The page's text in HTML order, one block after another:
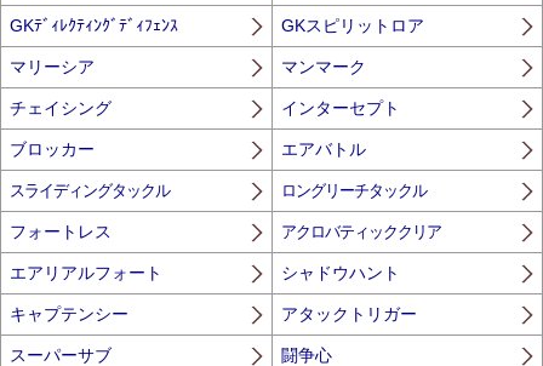
GKﾃﾞｨﾚｸﾃｨﾝｸﾞﾃﾞｨﾌｪﾝｽ GKスピリットロア
マリーシア マンマーク
チェイシング インターセプト
ブロッカー エアバトル
スライディングタックル ロングリーチタックル
フォートレス アクロバティッククリア
エアリアルフォート シャドウハント
キャプテンシー アタックトリガー
スーパーサブ 闘争心